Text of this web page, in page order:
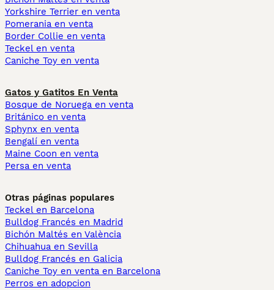
Yorkshire Terrier en venta
Pomerania en venta
Border Collie en venta
Teckel en venta
Caniche Toy en venta
Gatos y Gatitos En Venta
Bosque de Noruega en venta
Británico en venta
Sphynx en venta
Bengalí en venta
Maine Coon en venta
Persa en venta
Otras páginas populares
Teckel en Barcelona
Bulldog Francés en Madrid
Bichón Maltés en València
Chihuahua en Sevilla
Bulldog Francés en Galicia
Caniche Toy en venta en Barcelona
Perros en adopcion